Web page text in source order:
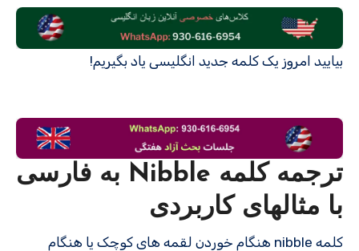
بیایید امروز یک کلمه جدید انگلیسی یاد بگیریم!
ترجمه کلمه Nibble به فارسی
با مثالهای کاربردی
کلمه nibble هنگام خوردن لقمه های کوچک یا هنگام